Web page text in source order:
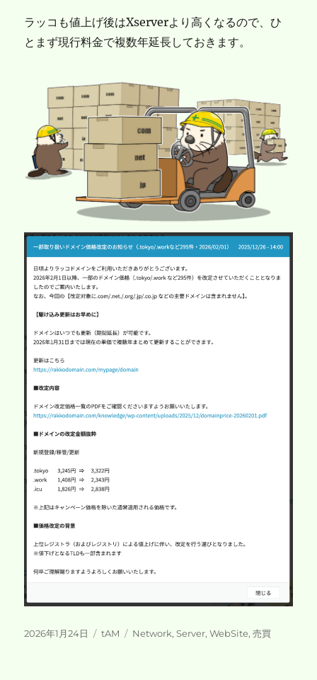
ラッコも値上げ後はXserverより高くなるので、ひ
とまず現行料金で複数年延長しておきます。
投
2026年1月24日
カ
tAM
タ
Network,Server,WebSite,売買